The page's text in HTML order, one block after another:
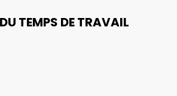
TEMPS DE TRAVAIL